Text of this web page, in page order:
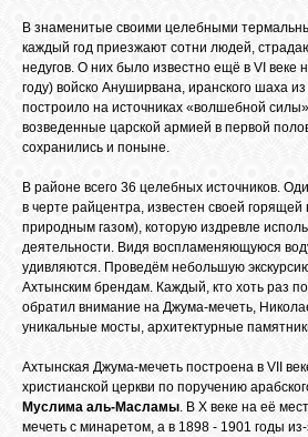
САЙТЫ
ОБЪЯВЛЕНИЯ
ОТВЕТЫ
КОНТАКТЫ
RSS
В знаменитые своими целебными
каждый год приезжают сотни людей,
недугов. О них было известно ещё в VI веке
году) войско Ануширвана, иранского шаха
построило на источниках «волшебной
возведенные царской армией в первой
сохранились и поныне.
В районе всего 36 целебных источников.
в черте райцентра, известен своей горящей
природным газом), которую издревле
деятельности. Видя воспламеняющуюся
удивляются. Проведём небольшую
Ахтынским брендам. Каждый, кто хоть раз
обратил внимание на Джума-мечеть,
уникальные мосты, архитектурные
Ахтынская Джума-мечеть построена в VII
христианской церкви по поручению
Муслима аль-Масламы . В Х веке на её
мечеть с минаретом, а в 1898 - 1901 годы